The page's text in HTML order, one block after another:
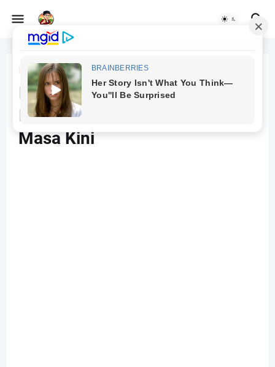
Beranda Animation
Best Software for Animation:
Pilihan Terbaik untuk Kreator
Masa Kini